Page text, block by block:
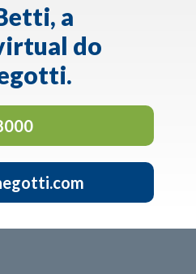
a
do